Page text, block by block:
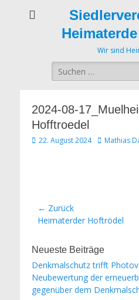
Wir sind
Suche
nach:
2024-08-
Hofftroedel
Veröffentlicht
22. August 2024 Autor
Mathias
Beitrags-
Navigation
← Zurück
Vorheriger
Heimaterder Hoftrödel
Neueste Beiträge
Denkmalschutz trifft
Neubewertung der
gegenüber dem